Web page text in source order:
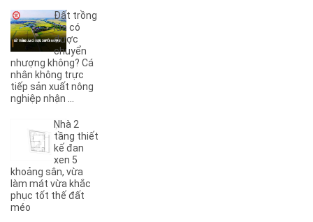
8B(3)
8KC(1)
9A(1)
9KC(1)
A(7)
A Dừa(5)
(7)
(3)
A12 (6)
A13(2)
A14(1)
Đất trồng
lúa có
được
chuyển
nhượng không? Cá
nhân không trực
tiếp sản xuất nông
nghiệp nhận ...
Nhà 2
tầng thiết
kế đan
xen 5
khoảng sân, vừa
làm mát vừa khắc
phục tốt thế đất
méo